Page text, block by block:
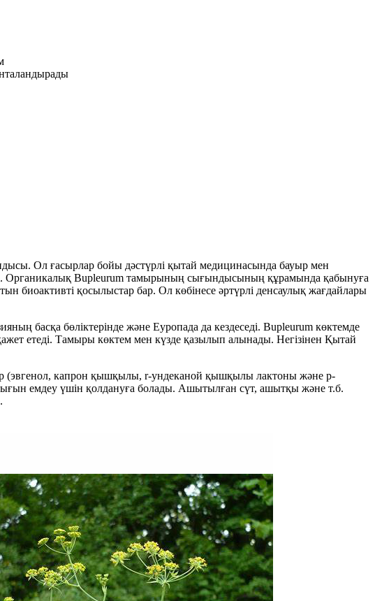
Ол ғасырлар бойы дәстүрлі қытай медицинасында бауыр мен
Органикалық Bupleurum тамырының сығындысының құрамында қабынуға
биоактивті қосылыстар бар. Ол көбінесе әртүрлі денсаулық жағдайлары
басқа бөліктерінде және Еуропада да кездеседі. Bupleurum көктемде
етеді. Тамыры көктем мен күзде қазылып алынады. Негізінен Қытай
(эвгенол, капрон қышқылы, r-ундеканой қышқылы лактоны және p-
емдеу үшін қолдануға болады. Ашытылған сүт, ашытқы және т.б.